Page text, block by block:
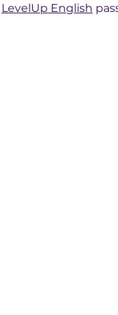
LevelUp English